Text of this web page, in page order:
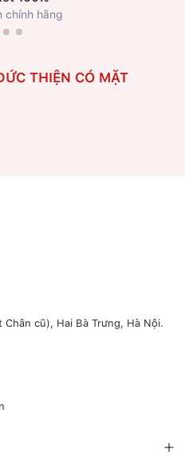
chính hãng
THIỆN CÓ MẶT
Chân cũ), Hai Bà Trưng, Hà Nội.